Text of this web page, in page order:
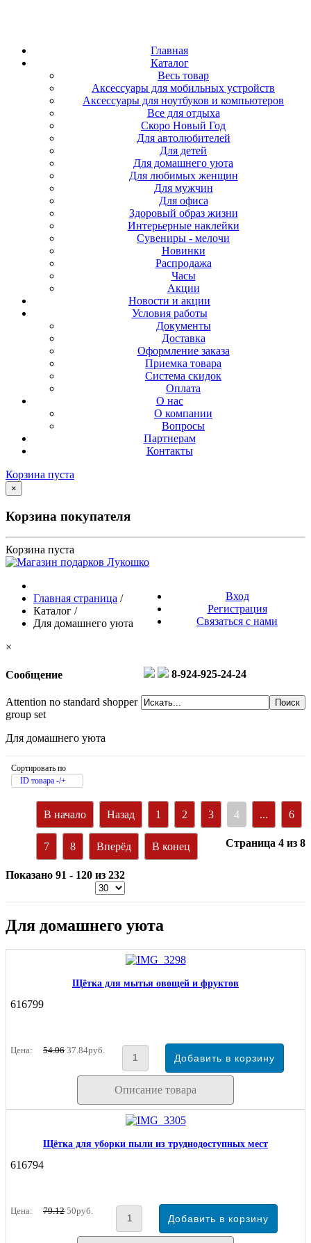
Главная
Каталог
Весь товар
Аксессуары для мобильных устройств
Аксессуары для ноутбуков и компьютеров
Все для отдыха
Скоро Новый Год
Для автолюбителей
Для детей
Для домашнего уюта
Для любимых женщин
Для мужчин
Для офиса
Здоровый образ жизни
Интерьерные наклейки
Сувениры - мелочи
Новинки
Распродажа
Часы
Акции
Новости и акции
Условия работы
Документы
Доставка
Оформление заказа
Приемка товара
Система скидок
Оплата
О нас
О компании
Вопросы
Партнерам
Контакты
Корзина пуста
×
Корзина покупателя
Корзина пуста
Вход
Регистрация
Связаться с нами
8-924-925-24-24
Главная страница /
Каталог /
Для домашнего уюта
×
Сообщение
Attention no standard shopper
group set
Для домашнего уюта
Сортировать по
ID товара -/+
В начало Назад 1 2 3 4 ... 6
7 8 Вперёд В конец Страница 4 из 8
Показано 91 - 120 из 232
Для домашнего уюта
Щётка для мытья овощей и фруктов
616799
Цена: 54.06 37.84руб.
Описание товара
Щётка для уборки пыли из труднодоступных мест
616794
Цена: 79.12 50руб.